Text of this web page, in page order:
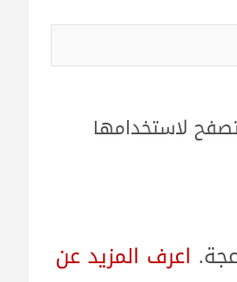
لاستخدامها
اعرف المزيد عن